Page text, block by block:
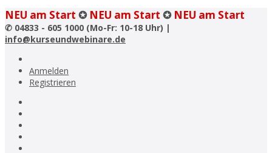
NEU am Start ✪ NEU am Start ✪ NEU am Start
✆ 04833 - 605 1000 (Mo-Fr: 10-18 Uhr) |
info@kurseundwebinare.de
Anmelden
Registrieren